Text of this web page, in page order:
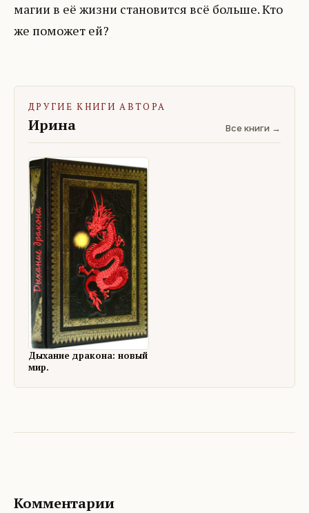
магии в её жизни становится всё больше. Кто
же поможет ей?
ДРУГИЕ КНИГИ АВТОРА
Ирина Все книги →
Дыхание дракона: новый
мир.
Комментарии